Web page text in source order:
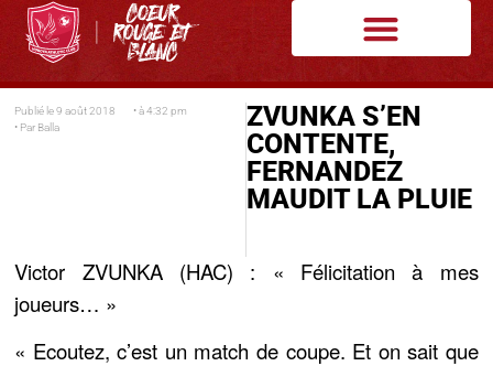
Publié le 9 août 2018 • à 4:32 pm
• Par Balla
ZVUNKA S’EN
CONTENTE,
FERNANDEZ
MAUDIT LA PLUIE
Victor ZVUNKA (HAC) : « Félicitation à mes
joueurs… »
« Ecoutez, c’est un match de coupe. Et on sait que